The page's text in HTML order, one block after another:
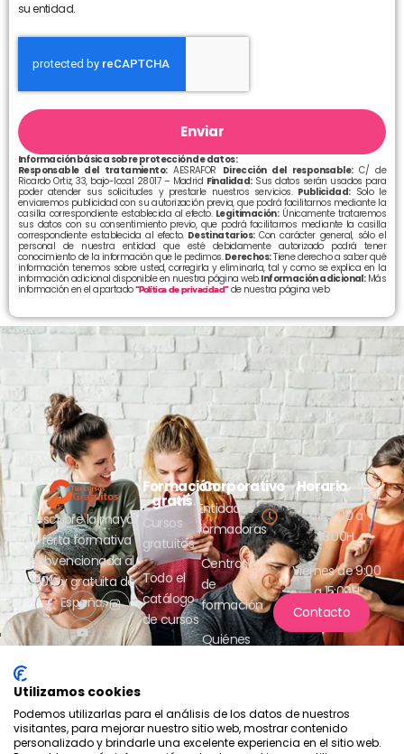
su entidad.
Enviar
Información básica sobre protección de datos:
Responsable del tratamiento:AESRAFOR Dirección del responsable:C/ de
Ricardo Ortiz, 33, bajo-local 28017 – Madrid Finalidad:Sus datos serán usados para
poder atender sus solicitudes y prestarle nuestros servicios. Publicidad:Solo le
enviaremos publicidad con su autorización previa, que podrá facilitarnos mediante la
casilla correspondiente establecida al efecto. Legitimación:Únicamente trataremos
sus datos con su consentimiento previo, que podrá facilitarnos mediante la casilla
correspondiente establecida al efecto.Destinatarios:Con carácter general, sólo el
personal de nuestra entidad que esté debidamente autorizado podrá tener
conocimiento de la información que le pedimos.Derechos:Tiene derecho a saber qué
información tenemos sobre usted, corregirla y eliminarla, tal y como se explica en la
información adicional disponible en nuestra página web.Información adicional:Más
información en el apartado“Política de privacidad”de nuestra página web
Descubre la mayor
oferta formativa
subvencionada al
100% y gratuita de
España.
Formación
gratis
Cursos
gratuitos
Todo el
catálogo
de cursos
Corporativo
Entidades
formadoras
Centros
de
formación
Quiénes
Horario
Lunes a jueves
de 9:00 a
18:00H
Viernes de 9:00
a 15:00H
Contacto
Utilizamos cookies
Podemos utilizarlas para el análisis de los datos de nuestros
visitantes, para mejorar nuestro sitio web, mostrar contenido
personalizado y brindarle una excelente experiencia en el sitio web.